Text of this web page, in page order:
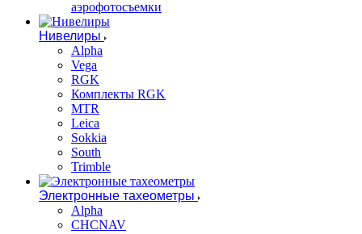
аэрофотосъемки
Нивелиры
Alpha
Vega
RGK
Комплекты RGK
MTR
Leica
Sokkia
South
Trimble
Электронные тахеометры
Alpha
CHCNAV